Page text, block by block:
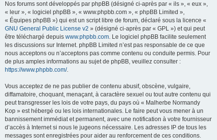
Nos forums sont développés par phpBB (désigné ci-après par « ils », « eux »,
« leur », « logiciel phpBB », « www.phpbb.com », « phpBB Limited »,
« Équipes phpBB ») qui est un script libre de forum, déclaré sous la licence «
GNU General Public License v2 » (désigné ci-après par « GPL ») et qui peut
être téléchargé depuis www.phpbb.com. Le logiciel phpBB facilite seulement
les discussions sur Internet. phpBB Limited n’est pas responsable de ce que
nous acceptons ou n’acceptons pas comme contenu ou conduite permis. Pour
de plus amples informations au sujet de phpBB, veuillez consulter :
https://www.phpbb.com/.
Vous acceptez de ne pas publier de contenu abusif, obscène, vulgaire,
diffamatoire, choquant, menaçant, à caractère sexuel ou tout autre contenu qui
peut transgresser les lois de votre pays, du pays où « Malherbe Normandy
Kop » est hébergé ou les lois internationales. Le faire peut vous mener à un
bannissement immédiat et permanent, avec une notification à votre fournisseur
d’accès à Internet si nous le jugeons nécessaire. Les adresses IP de tous les
messages sont enregistrées pour aider au renforcement de ces conditions.